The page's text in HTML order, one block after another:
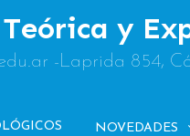
y
-Laprida 854,
NOVEDADES